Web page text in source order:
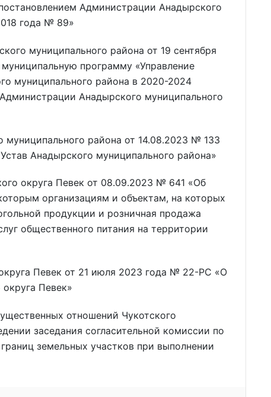
Администрации Анадырского
года № 89»
муниципального района от 19 сентября
программу «Управление
муниципального района в 2020-2024
Анадырского муниципального
муниципального района от 14.08.2023 № 133
Анадырского муниципального района»
округа Певек от 08.09.2023 № 641 «Об
организациям и объектам, на которых
продукции и розничная продажа
общественного питания на территории
Певек от 21 июля 2023 года № 22-РС «О
Певек»
отношений Чукотского
заседания согласительной комиссии по
земельных участков при выполнении